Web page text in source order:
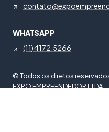
WHATSAPP
(11) 4172.5266
© Todos os diretos
EXPO EMPREENDEDOR LTDA